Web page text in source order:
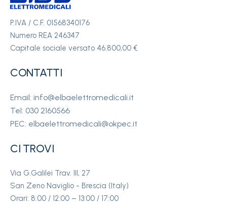
P.IVA / C.F. 01568340176
Numero REA 246347
Capitale sociale versato 46.800,00 €
CONTATTI
Email: info@elbaelettromedicali.it
Tel: 030 2160566
PEC: elbaelettromedicali@okpec.it
CI TROVI
Via G.Galilei Trav. III, 27
San Zeno Naviglio - Brescia (Italy)
Orari: 8:00 / 12:00 – 13:00 / 17:00